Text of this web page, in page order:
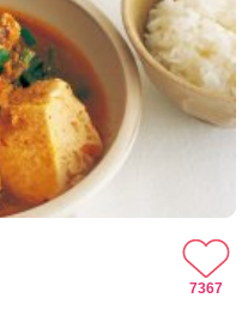
7367